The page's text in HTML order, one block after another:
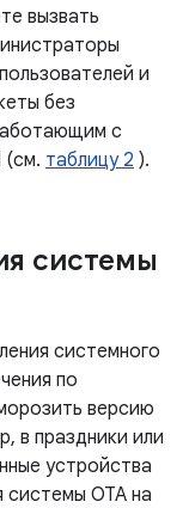
вызвать
и
без
с
(см. таблицу 2 ).
системы
системного
по
версию
в праздники или
устройства
системы OTA на